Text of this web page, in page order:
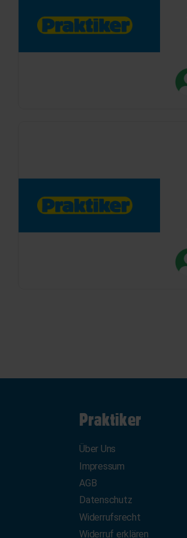
Praktiker
Über Uns
Impressum
AGB
Datenschutz
Widerrufsrecht
Widerruf erklären